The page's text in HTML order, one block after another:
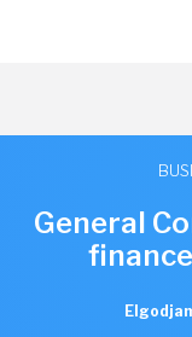
General